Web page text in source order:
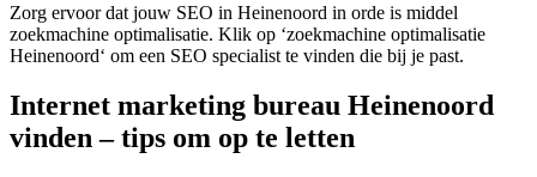
Zorg ervoor dat jouw SEO in Heinenoord in orde is middel
zoekmachine optimalisatie. Klik op ‘zoekmachine optimalisatie
Heinenoord‘ om een SEO specialist te vinden die bij je past.
Internet marketing bureau Heinenoord
vinden – tips om op te letten